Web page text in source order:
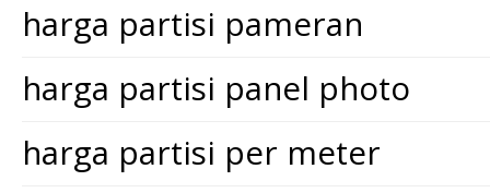
harga partisi pameran
harga partisi panel photo
harga partisi per meter